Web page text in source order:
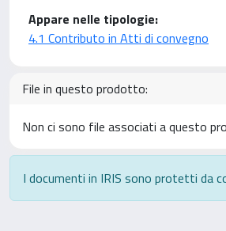
Appare nelle tipologie:
4.1 Contributo in Atti di convegno
File in questo prodotto:
Non ci sono file associati a questo
I documenti in IRIS sono protetti da